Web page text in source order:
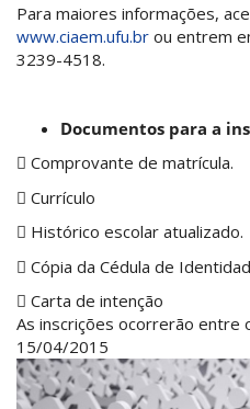
Para maiores informações,
www.ciaem.ufu.br ou entrem
3239-4518.
Documentos para a
 Comprovante de matrícula.
 Currículo
 Histórico escolar atualizado.
 Cópia da Cédula de
 Carta de intenção
As inscrições ocorrerão entre
15/04/2015